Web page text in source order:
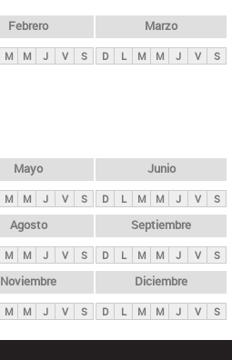
Febrero
M M J V S
Marzo
D L M M J V S
Mayo
M M J V S
Junio
D L M M J V S
Agosto
M M J V S
Septiembre
D L M M J V S
Noviembre
M M J V S
Diciembre
D L M M J V S